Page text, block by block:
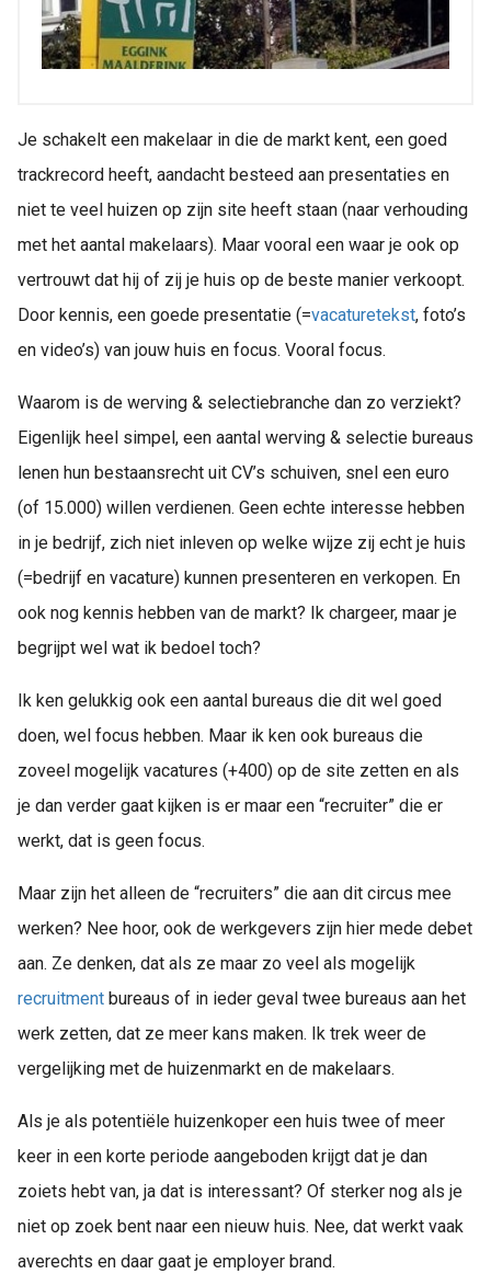
Je schakelt een makelaar in die de markt kent, een goed
trackrecord heeft, aandacht besteed aan presentaties en
niet te veel huizen op zijn site heeft staan (naar verhouding
met het aantal makelaars). Maar vooral een waar je ook op
vertrouwt dat hij of zij je huis op de beste manier verkoopt.
Door kennis, een goede presentatie (=vacaturetekst, foto’s
en video’s) van jouw huis en focus. Vooral focus.
Waarom is de werving & selectiebranche dan zo verziekt?
Eigenlijk heel simpel, een aantal werving & selectie bureaus
lenen hun bestaansrecht uit CV’s schuiven, snel een euro
(of 15.000) willen verdienen. Geen echte interesse hebben
in je bedrijf, zich niet inleven op welke wijze zij echt je huis
(=bedrijf en vacature) kunnen presenteren en verkopen. En
ook nog kennis hebben van de markt? Ik chargeer, maar je
begrijpt wel wat ik bedoel toch?
Ik ken gelukkig ook een aantal bureaus die dit wel goed
doen, wel focus hebben. Maar ik ken ook bureaus die
zoveel mogelijk vacatures (+400) op de site zetten en als
je dan verder gaat kijken is er maar een “recruiter” die er
werkt, dat is geen focus.
Maar zijn het alleen de “recruiters” die aan dit circus mee
werken? Nee hoor, ook de werkgevers zijn hier mede debet
aan. Ze denken, dat als ze maar zo veel als mogelijk
recruitment bureaus of in ieder geval twee bureaus aan het
werk zetten, dat ze meer kans maken. Ik trek weer de
vergelijking met de huizenmarkt en de makelaars.
Als je als potentiële huizenkoper een huis twee of meer
keer in een korte periode aangeboden krijgt dat je dan
zoiets hebt van, ja dat is interessant? Of sterker nog als je
niet op zoek bent naar een nieuw huis. Nee, dat werkt vaak
averechts en daar gaat je employer brand.